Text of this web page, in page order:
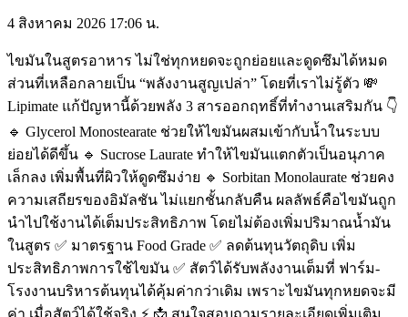
4 สิงหาคม 2026 17:06 น.
ไขมันในสูตรอาหาร ไม่ใช่ทุกหยดจะถูกย่อยและดูดซึมได้หมด
ส่วนที่เหลือกลายเป็น “พลังงานสูญเปล่า” โดยที่เราไม่รู้ตัว 💸
Lipimate แก้ปัญหานี้ด้วยพลัง 3 สารออกฤทธิ์ที่ทำงานเสริมกัน 👇
🔹 Glycerol Monostearate ช่วยให้ไขมันผสมเข้ากับน้ำในระบบ
ย่อยได้ดีขึ้น 🔹 Sucrose Laurate ทำให้ไขมันแตกตัวเป็นอนุภาค
เล็กลง เพิ่มพื้นที่ผิวให้ดูดซึมง่าย 🔹 Sorbitan Monolaurate ช่วยคง
ความเสถียรของอิมัลชัน ไม่แยกชั้นกลับคืน ผลลัพธ์คือไขมันถูก
นำไปใช้งานได้เต็มประสิทธิภาพ โดยไม่ต้องเพิ่มปริมาณน้ำมัน
ในสูตร ✅ มาตรฐาน Food Grade ✅ ลดต้นทุนวัตถุดิบ เพิ่ม
ประสิทธิภาพการใช้ไขมัน ✅ สัตว์ได้รับพลังงานเต็มที่ ฟาร์ม-
โรงงานบริหารต้นทุนได้คุ้มค่ากว่าเดิม เพราะไขมันทุกหยดจะมี